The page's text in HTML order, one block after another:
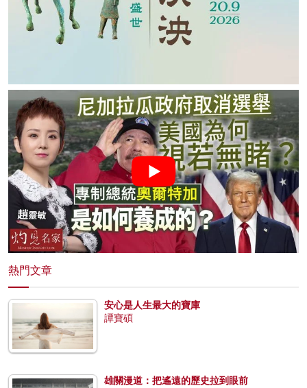
熱門文章
安心是人生最大的寶庫
譚寶碩
雄關漫道：把遙遠的歷史拉到眼前